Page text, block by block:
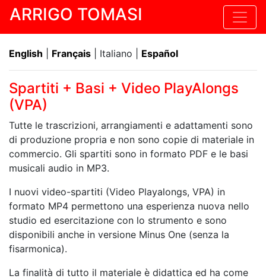
ARRIGO TOMASI
English Français | Italiano | Español
Spartiti + Basi + Video PlayAlongs
(VPA)
Tutte le trascrizioni, arrangiamenti e adattamenti sono
di produzione propria e non sono copie di materiale in
commercio. Gli spartiti sono in formato PDF e le basi
musicali audio in MP3.
I nuovi video-spartiti (Video Playalongs, VPA) in
formato MP4 permettono una esperienza nuova nello
studio ed esercitazione con lo strumento e sono
disponibili anche in versione Minus One (senza la
fisarmonica).
La finalità di tutto il materiale è didattica ed ha come